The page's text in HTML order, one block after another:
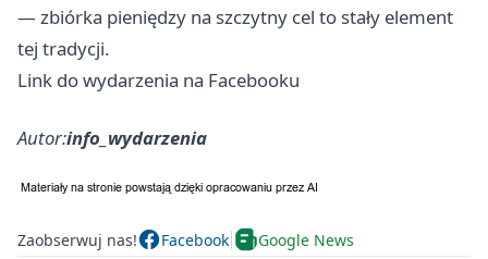
— zbiórka pieniędzy na szczytny cel to stały element
tej tradycji.
Link do wydarzenia na Facebooku
Autor:info_wydarzenia
Zaobserwuj nas! Facebook Google News